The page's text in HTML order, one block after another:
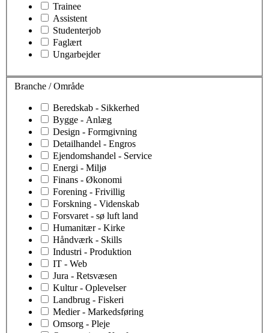
Trainee
Assistent
Studenterjob
Faglært
Ungarbejder
Branche / Område
Beredskab - Sikkerhed
Bygge - Anlæg
Design - Formgivning
Detailhandel - Engros
Ejendomshandel - Service
Energi - Miljø
Finans - Økonomi
Forening - Frivillig
Forskning - Videnskab
Forsvaret - sø luft land
Humanitær - Kirke
Håndværk - Skills
Industri - Produktion
IT - Web
Jura - Retsvæsen
Kultur - Oplevelser
Landbrug - Fiskeri
Medier - Markedsføring
Omsorg - Pleje